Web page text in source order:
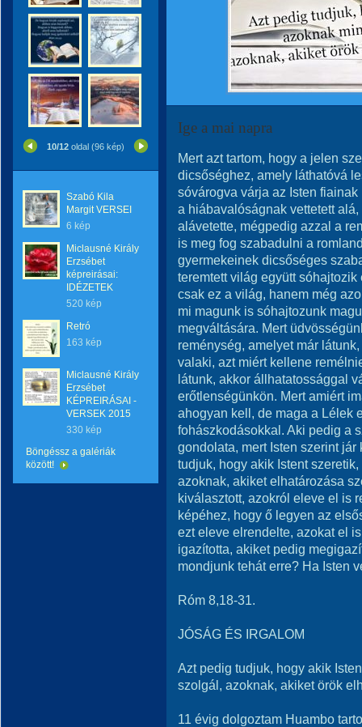
10/12 oldal (96 kép)
Szabó Kila
Margit VERSEI
6 kép
Miclausné Király
Erzsébet
képreirásai:
IDÉZETEK
520 kép
Retró
163 kép
Miclausné Király
Erzsébet
KÉPREIRÁSAI -
VERSEK 2015
330 kép
Böngéssz a galériák
között!
Ige a mai napra
Mert azt tartom, hogy a jelen
dicsőséghez, amely láthatóvá
sóvárogva várja az Isten
a hiábavalóságnak vettetett
alávetette, mégpedig azzal a
is meg fog szabadulni a
gyermekeinek dicsőséges
teremtett világ együtt
csak ez a világ, hanem még
mi magunk is sóhajtozunk
megváltására. Mert
reménység, amelyet már
valaki, azt miért kellene
látunk, akkor állhatatossággal
erőtlenségünkön. Mert amiért
ahogyan kell, de maga a Lélek
fohászkodásokkal. Aki pedig a
gondolata, mert Isten szerint
tudjuk, hogy akik Istent
azoknak, akiket elhatározása
kiválasztott, azokról eleve el is
képéhez, hogy ő legyen az
ezt eleve elrendelte, azokat el
igazította, akiket pedig
mondjunk tehát erre? Ha Isten
Róm 8,18-31.
JÓSÁG ÉS IRGALOM
Azt pedig tudjuk, hogy akik
szolgál, azoknak, akiket örök
11 évig dolgoztam Huambo